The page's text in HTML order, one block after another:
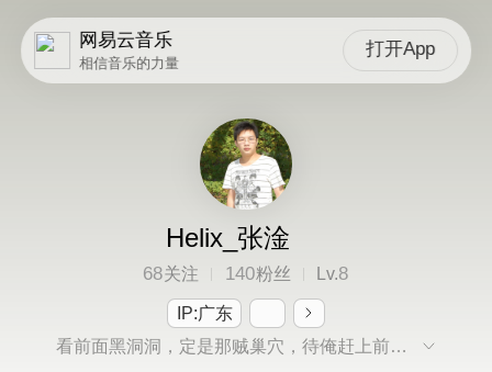
网易云音乐
相信音乐的力量
打开App
Helix_张淦
68关注 140粉丝 Lv.8
IP:广东
看前面黑洞洞，定是那贼巢穴，待俺赶上前去，杀他个干干净净！